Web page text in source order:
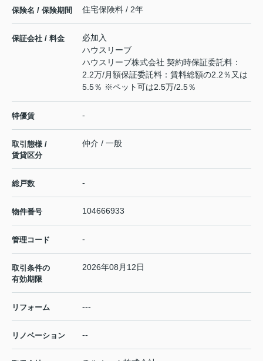
保険名 / 保険期間 住宅保険料 / 2年
保証会社 / 料金
必加入
ハウスリーブ
ハウスリーブ株式会社 契約時保証委託料：
2.2万/月額保証委託料：賃料総額の2.2％又は
5.5％ ※ペット可は2.5万/2.5％
特優賃 -
取引態様 /
賃貸区分
仲介 / 一般
総戸数 -
物件番号 104666933
管理コード -
取引条件の
有効期限
2026年08月12日
リフォーム ---
リノベーション --